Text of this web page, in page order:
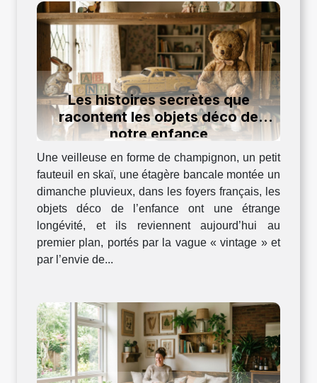
Les histoires secrètes que
racontent les objets déco de
notre enfance
Une veilleuse en forme de champignon, un petit
fauteuil en skaï, une étagère bancale montée un
dimanche pluvieux, dans les foyers français, les
objets déco de l’enfance ont une étrange
longévité, et ils reviennent aujourd’hui au
premier plan, portés par la vague « vintage » et
par l’envie de...